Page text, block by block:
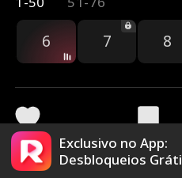
6 7 8
29.7k 644.7k
Exclusivo no App:
Desbloqueios